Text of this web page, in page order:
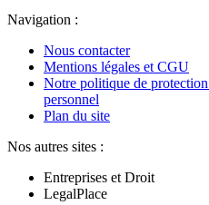
Navigation :
Nous contacter
Mentions légales et CGU
Notre politique de
personnel
Plan du site
Nos autres sites :
Entreprises et Droit
LegalPlace